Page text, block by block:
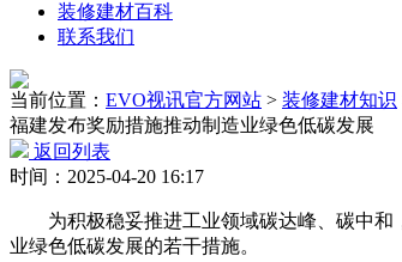
装修建材百科
联系我们
当前位置： EVO视讯官方网站 > 装修建材知识
福建发布奖励措施推动制造业绿色低碳发展
返回列表
时间：2025-04-20 16:17
为积极稳妥推进工业领域碳达峰、碳中和
业绿色低碳发展的若干措施。